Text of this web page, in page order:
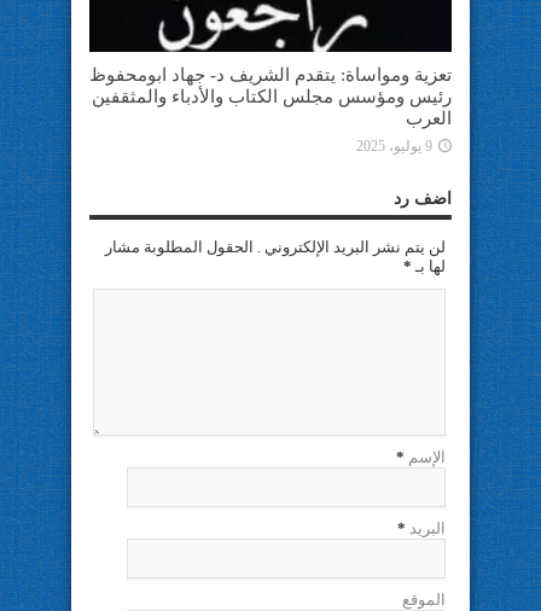
تعزية ومواساة: يتقدم الشريف د- جهاد ابومحفوظ
رئيس ومؤسس مجلس الكتاب والأدباء والمثقفين
العرب
9 يوليو، 2025
اضف رد
لن يتم نشر البريد الإلكتروني . الحقول المطلوبة مشار
لها بـ *
الإسم *
البريد *
الموقع